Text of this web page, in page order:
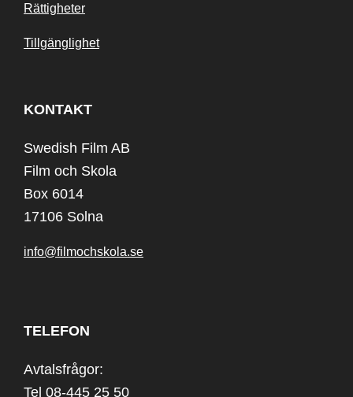
Rättigheter
Tillgänglighet
KONTAKT
Swedish Film AB
Film och Skola
Box 6014
17106 Solna
info@filmochskola.se
TELEFON
Avtalsfrågor:
Tel 08-445 25 50